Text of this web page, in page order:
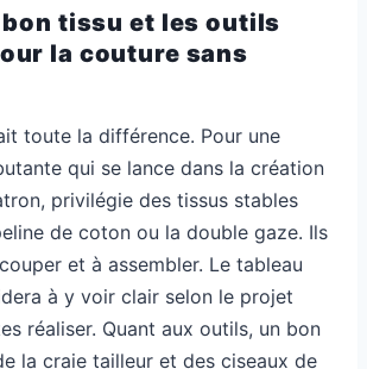
tissu et les outils
la couture sans
toute la différence. Pour une
qui se lance dans la création
privilégie des tissus stables
de coton ou la double gaze. Ils
et à assembler. Le tableau
à y voir clair selon le projet
réaliser. Quant aux outils, un bon
la craie tailleur et des ciseaux de